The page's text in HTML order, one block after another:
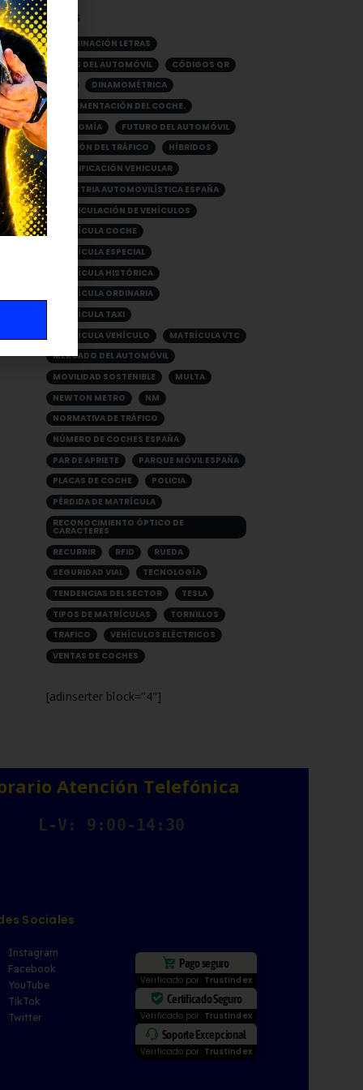
TAGS
COMBINACIÓN LETRAS
CRISIS DEL AUTOMÓVIL
CÓDIGOS QR
DINAMOMÉTRICA
DOCUMENTACIÓN DEL COCHE.
ECONOMÍA
FUTURO DEL AUTOMÓVIL
GESTIÓN DEL TRÁFICO
HÍBRIDOS
IDENTIFICACIÓN VEHICULAR
INDUSTRIA AUTOMOVILÍSTICA ESPAÑA
MATRICULACIÓN DE VEHÍCULOS
MATRÍCULA COCHE
MATRÍCULA ESPECIAL
MATRÍCULA HISTÓRICA
MATRÍCULA ORDINARIA
MATRÍCULA TAXI
MATRÍCULA VEHÍCULO
MATRÍCULA VTC
MERCADO DEL AUTOMÓVIL
MOVILIDAD SOSTENIBLE
MULTA
NEWTON METRO
NM
NORMATIVA DE TRÁFICO
NÚMERO DE COCHES ESPAÑA
PAR DE APRIETE
PARQUE MÓVIL ESPAÑA
PLACAS DE COCHE
POLICIA
PÉRDIDA DE MATRÍCULA
RECONOCIMIENTO ÓPTICO DE
CARACTERES
RECURRIR
RFID
RUEDA
SEGURIDAD VIAL
TECNOLOGÍA
TENDENCIAS DEL SECTOR
TESLA
TIPOS DE MATRÍCULAS
TORNILLOS
TRAFICO
VEHÍCULOS ELÉCTRICOS
VENTAS DE COCHES
[adinserter block="4"]
Atención Telefónica
L-V: 9:00-14:30
Sociales
Instagram
Facebook
YouTube
TikTok
Twitter
Pago seguro
Verificado por: Trustindex
Certificado Seguro
Verificado por: Trustindex
Soporte Excepcional
Verificado por: Trustindex